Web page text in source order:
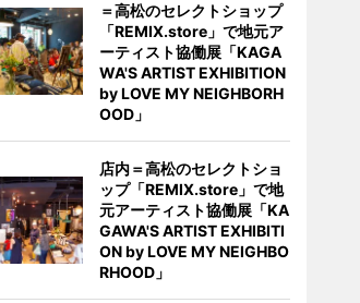
＝高松のセレクトショップ
「REMIX.store」で地元ア
ーティスト協働展「KAGA
WA'S ARTIST EXHIBITION
by LOVE MY NEIGHBORH
OOD」
店内＝高松のセレクトショ
ップ「REMIX.store」で地
元アーティスト協働展「KA
GAWA'S ARTIST EXHIBITI
ON by LOVE MY NEIGHBO
RHOOD」